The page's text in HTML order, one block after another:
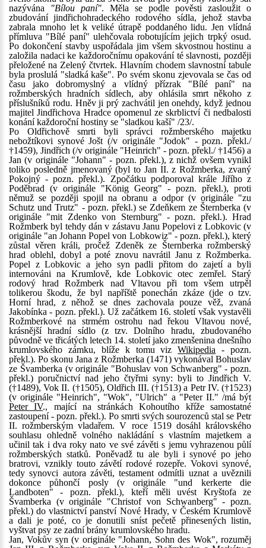
nazývána
"Bílou paní". Měla se podle pověsti zasloužit o
zbudování jindřichohradeckého rodového sídla, jehož stavba
zabrala mnoho let k veliké útrapě poddaného lidu. Jen vlídná
přímluva "Bílé paní" ulehčovala robotujícím jejich trpký osud.
Po dokončení stavby uspořádala jim všem skvostnou hostinu a
založila nadaci ke každoročnímu opakování té slavnosti, později
přeložené na Zelený čtvrtek. Hlavním chodem slavnostní tabule
byla proslulá "sladká kaše". Po svém skonu zjevovala se čas od
času jako dobromyslný a vlídný přízrak "Bílé paní" na
rožmberských hradních sídlech, aby ohlásila smrt někoho z
příslušníků rodu. Hněv ji prý zachvátil jen onehdy, když jednou
majitel Jindřichova Hradce opomenul ze skrblictví či nedbalosti
konání každoroční hostiny se "sladkou kaší" /23/.
Po Oldřichově smrti byli správci rožmberského majetku
nebožtíkovi synové Jošt (/v originále "Jodok" - pozn. překl./
†1459), Jindřich (/v originále "Heinrich" - pozn. překl./ †1456) a
Jan (v originále "Johann" - pozn. překl.), z nichž ovšem vynikl
toliko posledně jmenovaný (byl to Jan II. z Rožmberka, zvaný
Pokojný - pozn. překl.). Zpočátku podporoval krále Jiřího z
Poděbrad (v originále "König Georg" - pozn. překl.), proti
němuž se později spojil na obranu a odpor (v originále "zu
Schutz und Trutz" - pozn. překl.) se Zdeňkem ze Šternberka (v
originále "mit Zdenko von Sternburg" - pozn. překl.). Hrad
Rožmberk byl tehdy dán v zástavu Janu Popelovi z Lobkovic (v
originále "an Johann Popel von Lobkowiz" - pozn. překl.), který
zůstal věren králi, pročež Zdeněk ze Šternberka rožmberský
hrad oblehl, dobyl a poté znovu navrátil Janu z Rožmberka.
Popel z Lobkovic a jeho syn padli přitom do zajetí a byli
internováni na Krumlově, kde Lobkovic otec zemřel. Starý
rodový hrad Rožmberk nad Vltavou při tom všem utrpěl
tolikerou škodu, že byl napříště ponechán zkáze (jde o tzv.
Horní hrad, z něhož se dnes zachovala pouze věž, zvaná
Jakobínka - pozn. překl.). Už začátkem 16. století však vystavěli
Rožmberkové na strmém ostrohu nad řekou Vltavou nové,
krásnější hradní sídlo (z tzv. Dolního hradu, zbudovaného
původně ve třicátých letech 14. století jako zmenšenina dnešního
krumlovského zámku, blíže k tomu vizWikipedia - pozn.
překl.). Po skonu Jana z Rožmberka (1471) vykonával Bohuslav
ze Švamberka (v originále "Bohuslav von Schwanberg" - pozn.
překl.) poručnictví nad jeho čtyřmi syny: byli to Jindřich V.
(†1489), Vok II. (†1505), Oldřich III. (†1513) a Petr IV. (†1523)
(v originále "Heinrich", "Wok", "Ulrich" a "Peter II." /má být
Peter IV., mající na stránkách Kohoutího kříže samostatné
zastoupení - pozn. překl.). Po smrti svých sourozenců stal se Petr
II. rožmberským vladařem. V roce 1519 dosáhl královského
souhlasu ohledně volného nakládání s vlastním majetkem a
učinil tak i dva roky nato ve své závěti s jemu vyhrazenou půlí
rožmberských statků. Poněvadž tu ale byli i synové po jeho
bratrovi, vznikly touto závětí rodové rozepře. Vokovi synové,
tedy synovci autora závěti, testament odmítli uznat a uvěznili
dokonce půhončí posly (v originále "und kerkerte die
Landboten" - pozn. překl.), kteří měli uvést Kryštofa ze
Švamberka (v originále "Christof von Schwanberg" - pozn.
překl.) do vlastnictví panství Nové Hrady, v Českém Krumlově
a dali je poté, co je donutili sníst pečetě přinesených listin,
vyštvat psy ze zadní brány krumlovského hradu.
Jan, Vokův syn (v originále "Johann, Sohn des Wok", rozuměj